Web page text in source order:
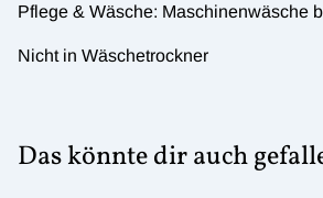
Pflege & Wäsche: Maschinenwäsche
Nicht in Wäschetrockner
Das könnte dir auch